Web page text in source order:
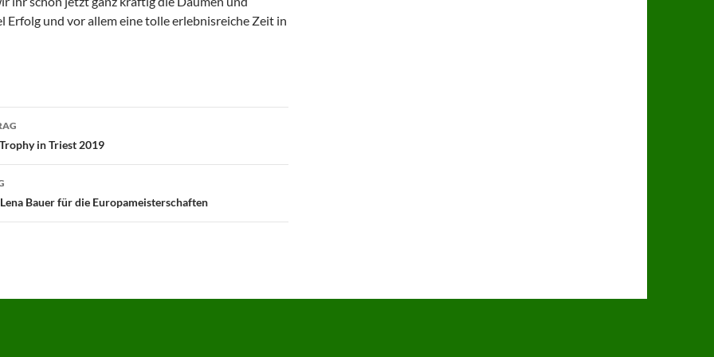
Erfolg und vor allem eine tolle erlebnisreiche Zeit in
in Triest 2019
Bauer für die Europameisterschaften